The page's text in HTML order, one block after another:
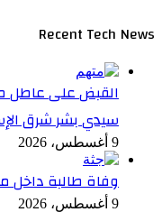
Recent Tech News
القبض على عاطل
سيدي بشر شرق
9 أغسطس، 2026
وفاة طالبة داخل
9 أغسطس، 2026